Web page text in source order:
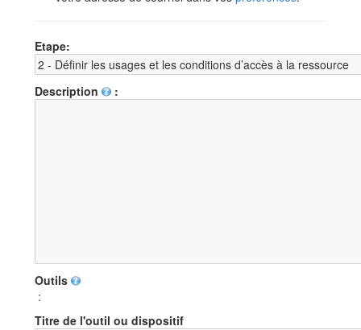
Etape:
Description :
Outils
:
Titre de l'outil ou dispositif